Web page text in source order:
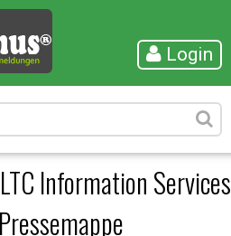
Login
Information Services